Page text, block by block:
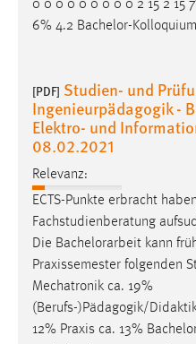
vorlesungsfreie Zeit 7.
Summe ECTS 60 6 2
6% 4.2 Bachelor-
[PDF] Studien- und
Ingenieurpädagogik -
Elektro- und
08.02.2021
Relevanz:
ECTS-Punkte erbracht
Fachstudienberatung
DieBachelorarbeitkann
Praxissemester folgenden